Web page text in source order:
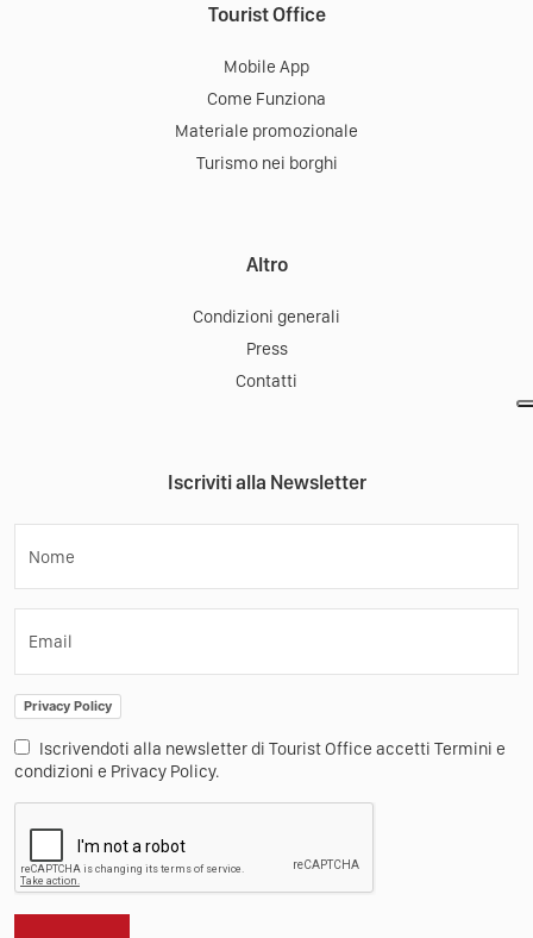
Tourist Office
Mobile App
Come Funziona
Materiale promozionale
Turismo nei borghi
Altro
Condizioni generali
Press
Contatti
Iscriviti alla Newsletter
Nome
Email
Privacy Policy
Iscrivendoti alla newsletter di Tourist Office accetti Termini e
condizioni e Privacy Policy.